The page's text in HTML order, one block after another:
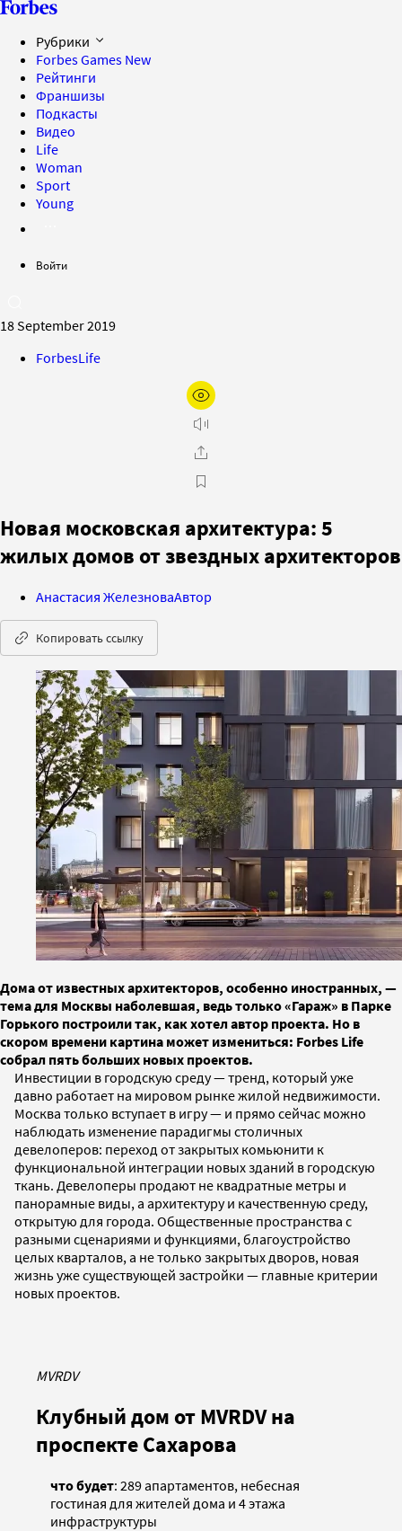
Рубрики
Forbes Games New
Рейтинги
Франшизы
Подкасты
Видео
Life
Woman
Sport
Young
Войти
18 September 2019
ForbesLife
Новая московская архитектура: 5
жилых домов от звездных архитекторов
Анастасия ЖелезноваАвтор
Копировать ссылку
Дома от известных архитекторов, особенно иностранных, —
тема для Москвы наболевшая, ведь только «Гараж» в Парке
Горького построили так, как хотел автор проекта. Но в
скором времени картина может измениться: Forbes Life
собрал пять больших новых проектов.
Инвестиции в городскую среду — тренд, который уже
давно работает на мировом рынке жилой недвижимости.
Москва только вступает в игру — и прямо сейчас можно
наблюдать изменение парадигмы столичных
девелоперов: переход от закрытых комьюнити к
функциональной интеграции новых зданий в городскую
ткань. Девелоперы продают не квадратные метры и
панорамные виды, а архитектуру и качественную среду,
открытую для города. Общественные пространства с
разными сценариями и функциями, благоустройство
целых кварталов, а не только закрытых дворов, новая
жизнь уже существующей застройки — главные критерии
новых проектов.
MVRDV
Клубный дом от MVRDV на
проспекте Сахарова
что будет: 289 апартаментов, небесная
гостиная для жителей дома и 4 этажа
инфраструктуры